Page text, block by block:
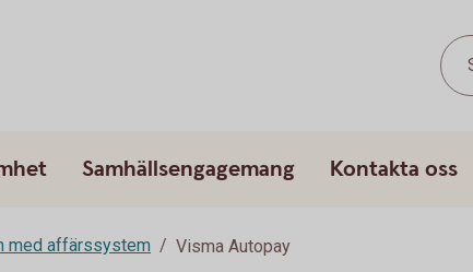
Samhällsengagemang Kontakta oss
med affärssystem Visma Autopay